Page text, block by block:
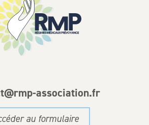
association.fr
au formulaire